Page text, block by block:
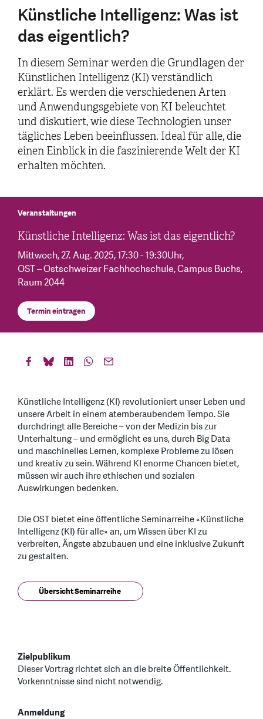
Künstliche Intelligenz: Was ist
das eigentlich?
In diesem Seminar werden die Grundlagen der
Künstlichen Intelligenz (KI) verständlich
erklärt. Es werden die verschiedenen Arten
und Anwendungsgebiete von KI beleuchtet
und diskutiert, wie diese Technologien unser
tägliches Leben beeinflussen. Ideal für alle, die
einen Einblick in die faszinierende Welt der KI
erhalten möchten.
Veranstaltungen
Künstliche Intelligenz: Was ist das eigentlich?
Mittwoch, 27. Aug. 2025, 17:30 - 19:30Uhr,
OST – Ostschweizer Fachhochschule, Campus Buchs,
Raum 2044
Termin eintragen
Künstliche Intelligenz (KI) revolutioniert unser Leben und
unsere Arbeit in einem atemberaubendem Tempo. Sie
durchdringt alle Bereiche – von der Medizin bis zur
Unterhaltung – und ermöglicht es uns, durch Big Data
und maschinelles Lernen, komplexe Probleme zu lösen
und kreativ zu sein. Während KI enorme Chancen bietet,
müssen wir auch ihre ethischen und sozialen
Auswirkungen bedenken.
Die OST bietet eine öffentliche Seminarreihe «Künstliche
Intelligenz (KI) für alle» an, um Wissen über KI zu
verbreiten, Ängste abzubauen und eine inklusive Zukunft
zu gestalten.
Übersicht Seminarreihe
Zielpublikum
Dieser Vortrag richtet sich an die breite Öffentlichkeit.
Vorkenntnisse sind nicht notwendig.
Anmeldung